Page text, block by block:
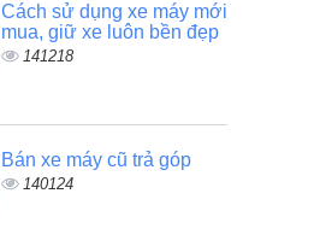
Cách sử dụng xe máy mới
mua, giữ xe luôn bền đẹp
141218
Bán xe máy cũ trả góp
140124